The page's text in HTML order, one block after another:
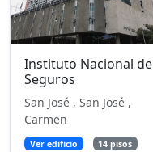
Instituto Nacional de
Seguros
San José , San José ,
Carmen
Ver edificio
14 pisos